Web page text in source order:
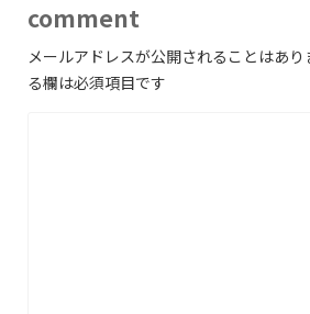
comment
メールアドレスが公開されることはあり
る欄は必須項目です